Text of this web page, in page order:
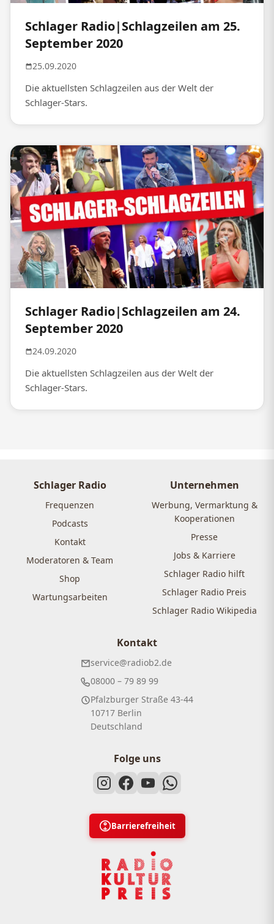
Schlager Radio|Schlagzeilen am 25.
September 2020
25.09.2020
Die aktuellsten Schlagzeilen aus der Welt der
Schlager-Stars.
Schlager Radio|Schlagzeilen am 24.
September 2020
24.09.2020
Die aktuellsten Schlagzeilen aus der Welt der
Schlager-Stars.
Schlager Radio
Frequenzen
Podcasts
Kontakt
Moderatoren & Team
Shop
Wartungsarbeiten
Unternehmen
Werbung, Vermarktung &
Kooperationen
Presse
Jobs & Karriere
Schlager Radio hilft
Schlager Radio Preis
Schlager Radio Wikipedia
Kontakt
service@radiob2.de
08000 – 79 89 99
Pfalzburger Straße 43-44
10717 Berlin
Deutschland
Folge uns
Barrierefreiheit